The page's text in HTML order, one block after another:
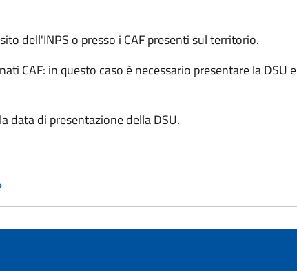
dell'INPS o presso i CAF presenti sul territorio.
CAF: in questo caso è necessario presentare la DSU e
data di presentazione della DSU.